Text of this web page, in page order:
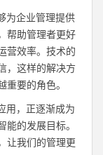
为企业管理提供
帮助管理者更好
营效率。技术的
，这样的解决方
要的角色。
用，正逐渐成为
的发展目标。
让我们的管理更